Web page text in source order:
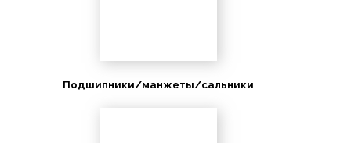
Подшипники/манжеты/сальники